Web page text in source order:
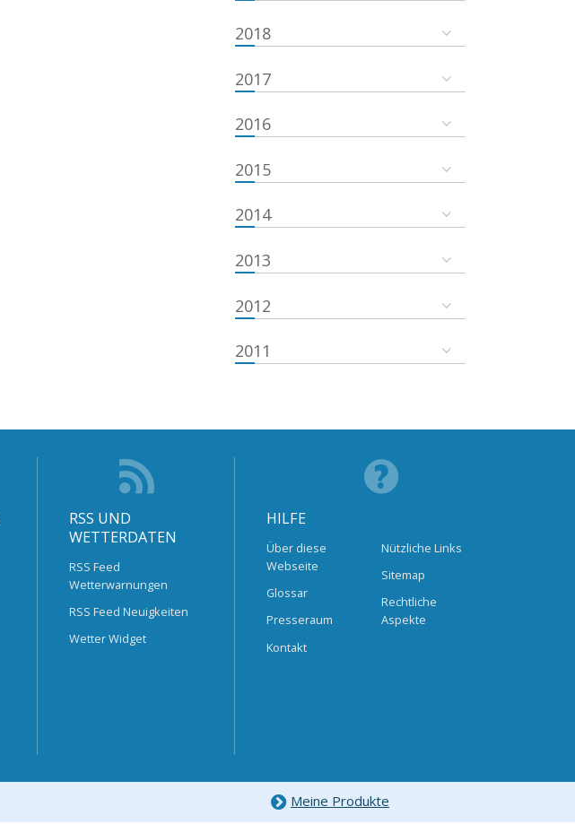
2018
2017
2016
2015
2014
2013
2012
2011
RSS UND
WETTERDATEN
RSS Feed
Wetterwarnungen
RSS Feed Neuigkeiten
Wetter Widget
HILFE
Über diese
Webseite
Glossar
Presseraum
Kontakt
Nützliche Links
Sitemap
Rechtliche
Aspekte
Meine Produkte